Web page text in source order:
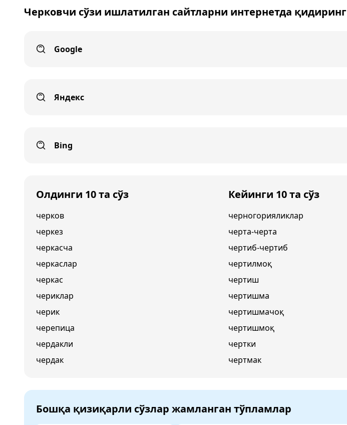
Черковчи сўзи ишлатилган сайтларни интернетда қидиринг
Google
Яндекс
Bing
Олдинги 10 та сўз
черков
черкез
черкасча
черкаслар
черкас
чериклар
черик
черепица
чердакли
чердак
Кейинги 10 та сўз
черногорияликлар
черта-черта
чертиб-чертиб
чертилмоқ
чертиш
чертишма
чертишмачоқ
чертишмоқ
чертки
чертмак
Бошқа қизиқарли сўзлар жамланган тўпламлар